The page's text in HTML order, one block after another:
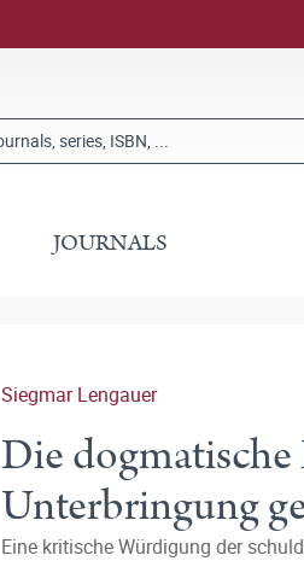
JOURNALS
Siegmar Lengauer
Die
Unterbringung
Eine kritische Würdigung der